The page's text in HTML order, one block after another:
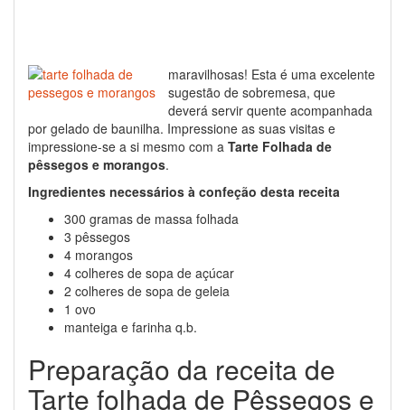
maravilhosas! Esta é uma excelente
sugestão de sobremesa, que
deverá servir quente acompanhada
por gelado de baunilha. Impressione as suas visitas e
impressione-se a si mesmo com a Tarte Folhada de
pêssegos e morangos.
Ingredientes necessários à confeção desta receita
300 gramas de massa folhada
3 pêssegos
4 morangos
4 colheres de sopa de açúcar
2 colheres de sopa de geleia
1 ovo
manteiga e farinha q.b.
Preparação da receita de
Tarte folhada de Pêssegos e